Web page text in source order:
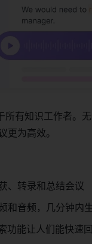
所有知识工作者。
更为高效。
、转录和总结会议
和音频，几分钟内
功能让人们能快速